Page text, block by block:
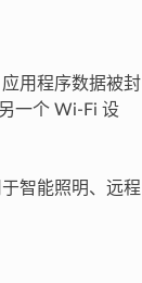
用程序数据被封
一个 Wi-Fi 设
智能照明、远程